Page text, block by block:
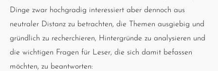
Dinge zwar hochgradig interessiert aber dennoch aus
neutraler Distanz zu betrachten, die Themen ausgiebig und
gründlich zu recherchieren, Hintergründe zu analysieren und
die wichtigen Fragen für Leser, die sich damit befassen
möchten, zu beantworten: